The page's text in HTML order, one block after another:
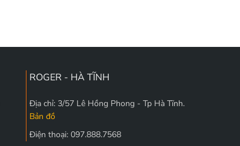
ROGER - HÀ TĨNH
Địa chỉ: 3/57 Lê Hồng Phong - Tp Hà Tĩnh.
Bản đồ
Điện thoại: 097.888.7568